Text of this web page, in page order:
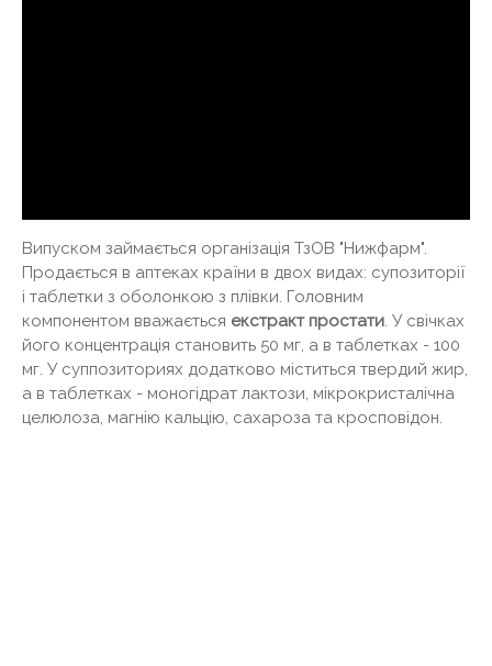
Випуском займається організація ТзОВ "Нижфарм".
Продається в аптеках країни в двох видах: супозиторії
і таблетки з оболонкою з плівки. Головним
компонентом вважається екстракт простати . У свічках
його концентрація становить 50 мг, а в таблетках - 100
мг. У суппозиториях додатково міститься твердий жир,
а в таблетках - моногідрат лактози, мікрокристалічна
целюлоза, магнію кальцію, сахароза та кросповідон.